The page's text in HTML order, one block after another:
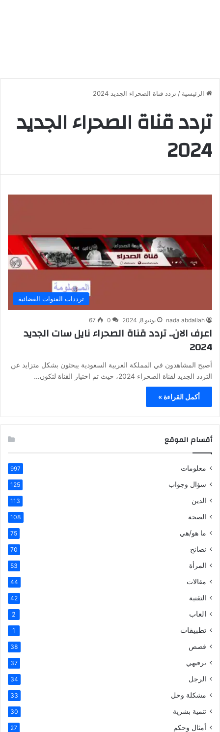
الرئيسية / تردد قناة الصحراء الجديد 2024
تردد قناة الصحراء الجديد
2024
ترددات القنوات الفضائية
nada abdallah يونيو 8, 2024 0
67
اعرف الان.. تردد قناة الصحراء نايل سات الجديد
2024
أصبح المشاهدون في المملكة العربية السعودية يبحثون بشكل متزايد عن
التردد الجديد لقناة الصحراء 2024، حيث تم اختيار القناة لتكون…
أكمل القراءة »
أقسام الموقع
معلومات 997
سؤال وجواب 125
الدين 113
الصحة 108
ما هو/هي 75
نصائح 70
المرأة 53
مقالات 44
التقنية 42
العاب 2
تطبيقات 1
قصص 38
ترفيهي 37
الرجل 34
مشكلة وحل 33
تنمية بشرية 30
أمثال وحكم 27